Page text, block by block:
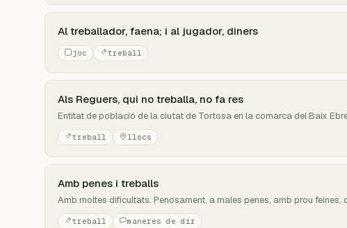
Al treballador, faena; i al jugador, diners
joc treball
Als Reguers, qui no treballa, no fa res
Entitat de població de la ciutat de Tortosa en la comarca del Baix
treball llocs
Amb penes i treballs
Amb moltes dificultats. Penosament, a males penes, amb prou
treball maneres de dir